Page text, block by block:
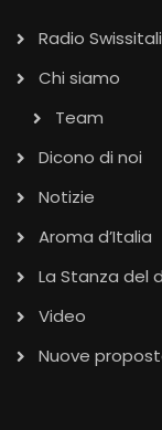
Radio
Chi siamo
Team
Dicono di noi
Notizie
Aroma d’Italia
La Stanza del
Video
Nuove